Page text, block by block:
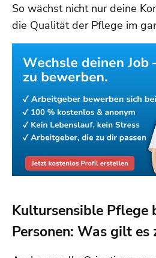
So wächst nicht nur deine
die Qualität der Pflege im
Kultursensible Pflege
Personen: Was gilt es